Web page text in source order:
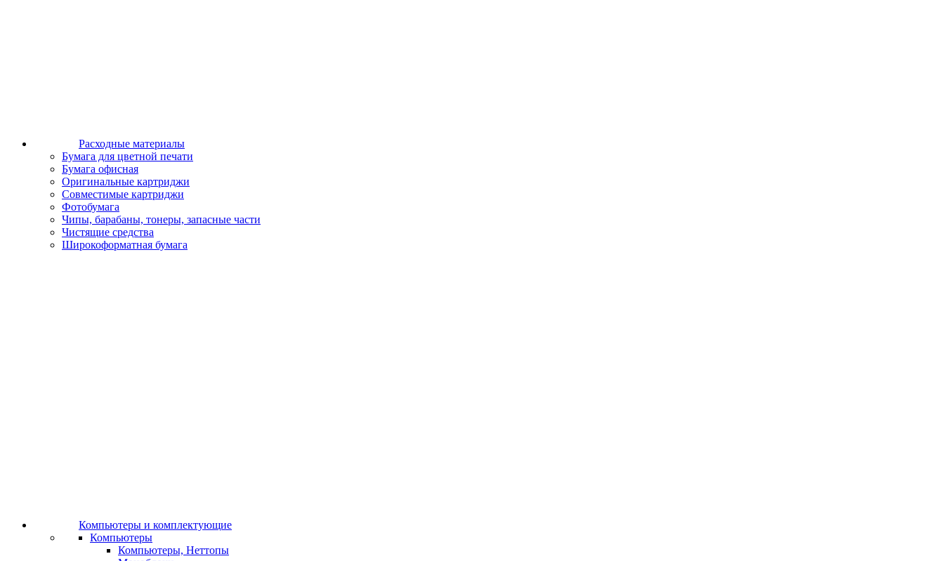
Расходные материалы
Бумага для цветной печати
Бумага офисная
Оригинальные картриджи
Совместимые картриджи
Фотобумага
Чипы, барабаны, тонеры, запасные части
Чистящие средства
Широкоформатная бумага
Компьютеры и комплектующие
Компьютеры
Компьютеры, Неттопы